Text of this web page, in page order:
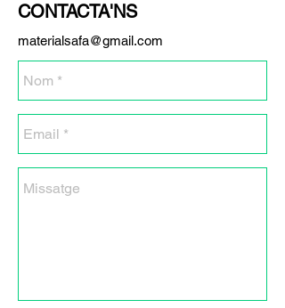
CONTACTA'NS
materialsafa@gmail.com